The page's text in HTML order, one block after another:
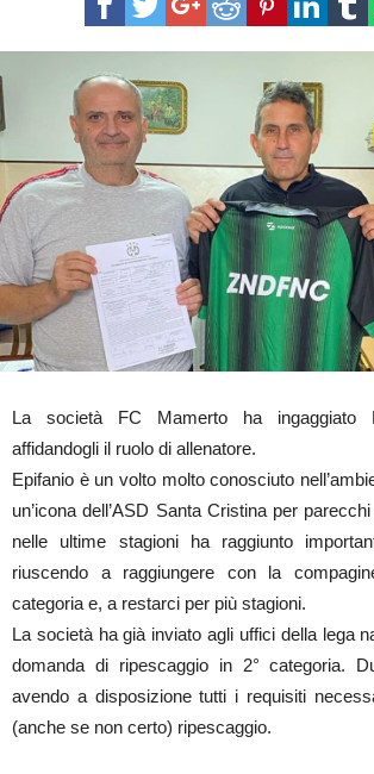
La società FC Mamerto ha ingaggiato
affidandogli il ruolo di allenatore.
Epifanio è un volto molto conosciuto
un’icona dell’ASD Santa Cristina per
nelle ultime stagioni ha raggiunto
riuscendo a raggiungere con la
categoria e, a restarci per più stagioni.
La società ha già inviato agli uffici della lega
domanda di ripescaggio in 2° categoria.
avendo a disposizione tutti i requisiti
(anche se non certo) ripescaggio.